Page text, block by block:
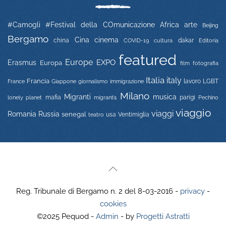
#Camogli #Festival della COmunicazione Africa arte Beijing
Bergamo china Cina cinema COVID-19 cultura dakar Editoria
Erasmus Europa Europe EXPO featured film fotografia
France Francia Giappone giornalismo immigrazione Italia italy lavoro LGBT
lonely planet mafia Migranti migranti1 Milano musica parigi Pechino
Romania Russia senegal teatro usa Ventimiglia viaggi viaggio
Reg. Tribunale di Bergamo n. 2 del 8-03-2016 - privacy -
cookies
©2025 Pequod - Admin - by Progetti Astratti